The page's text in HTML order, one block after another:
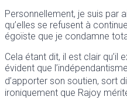
Personnellement, je suis par
qu’elles se refusent à
égoïste que je condamne
Cela étant dit, il est clair qu’il
évident que
d’apporter son soutien, sort
ironiquement que Rajoy